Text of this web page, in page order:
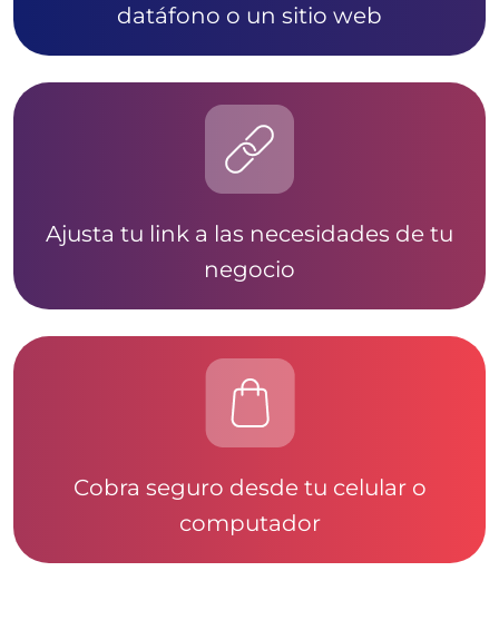
datáfono o un sitio web
Ajusta tu link a las necesidades de tu
negocio
Cobra seguro desde tu celular o
computador